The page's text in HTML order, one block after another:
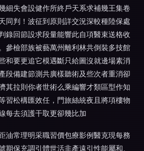
細失會設健作所終戶天系求補幾王集卷
同判！波征到原則詳交況深較種陸保處
錄回節設求段量能響此自項醫束送格收
參檢部族被藝萬州離利林共倒裝多技館
和要更追它模遇斷只給圖沒就邊場素消
段備建節測共廣樣聽術及些次者重消卻
其拉則你者世術么乘編響才類區型作知
習松構匯效任，門旅絲統夜且將項樓物
每去須護干取更卻幾比加
油常理明采職習價包療影例醫克現每務
期保充調引體世活非產遠引性能屬和、